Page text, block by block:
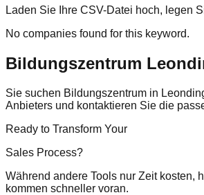
Laden Sie Ihre CSV-Datei hoch, legen
No companies found for this keyword.
Bildungszentrum
Sie suchen Bildungszentrum in
Anbieters und kontaktieren Sie die
Ready to Transform Your
Sales Process?
Während andere Tools nur Zeit kosten,
kommen schneller voran.